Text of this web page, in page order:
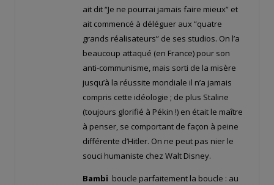
ait dit “Je ne pourrai jamais faire mieux” et
ait commencé à déléguer aux “quatre
grands réalisateurs” de ses studios. On l’a
beaucoup attaqué (en France) pour son
anti-communisme, mais sorti de la misère
jusqu’à la réussite mondiale il n’a jamais
compris cette idéologie ; de plus Staline
(toujours glorifié à Pékin !) en était le maître
à penser, se comportant de façon à peine
différente d’Hitler. On ne peut pas nier le
souci humaniste chez Walt Disney.
Bambi boucle parfaitement la boucle : au